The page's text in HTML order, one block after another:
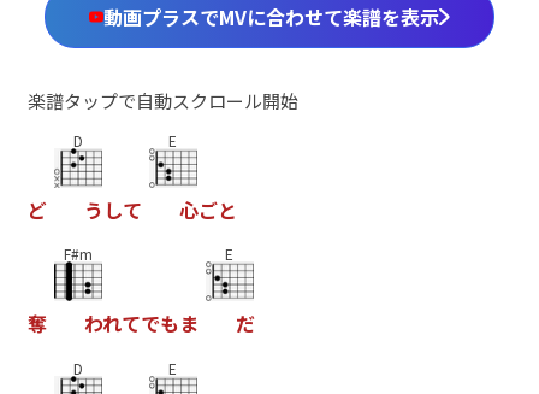
動画プラスでMVに合わせて楽譜を表示
楽譜タップで自動スクロール開始
ど
D
う して
E
心ごと
奪
F#m
われてでもま
E
だ
D E